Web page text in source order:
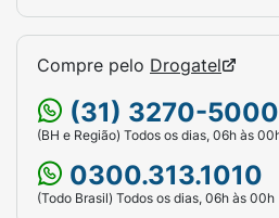
Compre pelo Drogatel
(31) 3270-5000
(BH e Região) Todos os dias, 06h às
0300.313.1010
(Todo Brasil) Todos os dias, 06h às 00h